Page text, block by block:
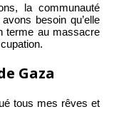
la communauté
besoin qu’elle
terme au massacre
Gaza
tous mes rêves et